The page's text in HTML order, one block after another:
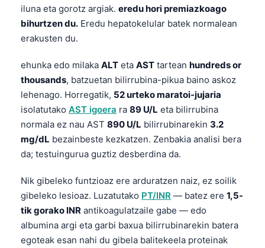
iluna eta gorotz argiak. eredu hori premiazkoago
bihurtzen du. Eredu hepatokelular batek normalean
erakusten du.
ehunka edo milaka ALT eta AST tartean hundreds or
thousands, batzuetan bilirrubina-pikua baino askoz
lehenago. Horregatik, 52 urteko maratoi-jujaria
isolatutako AST igoera ra 89 U/L eta bilirrubina
normala ez nau AST 890 U/L bilirrubinarekin 3.2
mg/dL bezainbeste kezkatzen. Zenbakia analisi bera
da; testuingurua guztiz desberdina da.
Nik gibeleko funtzioaz ere arduratzen naiz, ez soilik
gibeleko lesioaz. Luzatutako PT/INR — batez ere 1,5-
tik gorako INR antikoagulatzaile gabe — edo
albumina argi eta garbi baxua bilirrubinarekin batera
egoteak esan nahi du gibela balitekeela proteinak